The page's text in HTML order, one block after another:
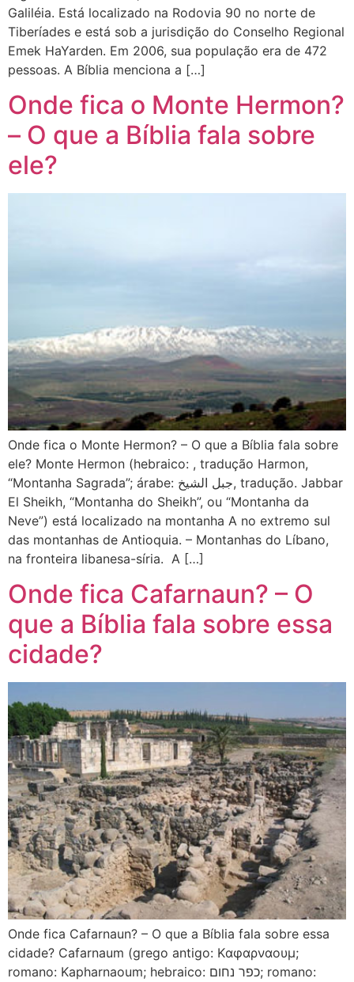
Galiléia. Está localizado na Rodovia 90 no norte de
Tiberíades e está sob a jurisdição do Conselho Regional
Emek HaYarden. Em 2006, sua população era de 472
pessoas. A Bíblia menciona a […]
Onde fica o Monte Hermon?
– O que a Bíblia fala sobre
ele?
Onde fica o Monte Hermon? – O que a Bíblia fala sobre
ele? Monte Hermon (hebraico: , tradução Harmon,
“Montanha Sagrada”; árabe: جبل الشيخ, tradução. Jabbar
El Sheikh, “Montanha do Sheikh”, ou “Montanha da
Neve”) está localizado na montanha A no extremo sul
das montanhas de Antioquia. – Montanhas do Líbano,
na fronteira libanesa-síria. A […]
Onde fica Cafarnaun? – O
que a Bíblia fala sobre essa
cidade?
Onde fica Cafarnaun? – O que a Bíblia fala sobre essa
cidade? Cafarnaum (grego antigo: Kαφαρναουμ;
romano: Kapharnaoum; hebraico: כפר נחום; romano: